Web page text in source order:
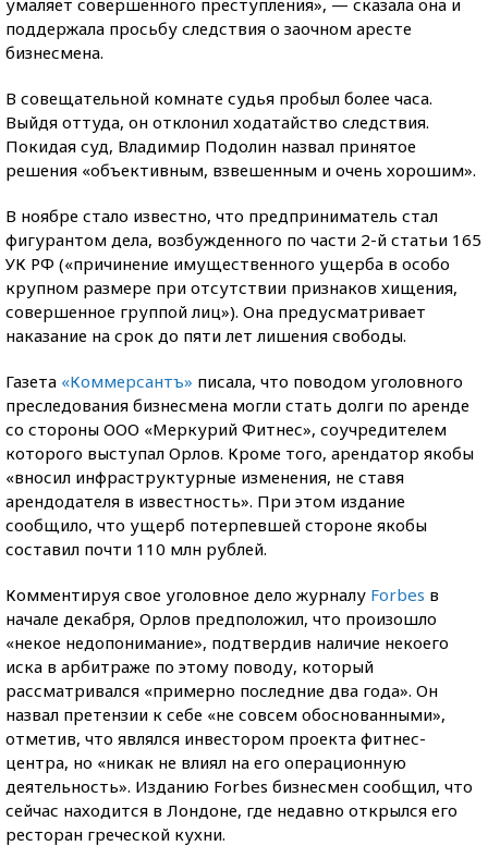
поддержала просьбу следствия о заочном аресте
бизнесмена.
В совещательной комнате судья пробыл более часа.
Выйдя оттуда, он отклонил ходатайство следствия.
Покидая суд, Владимир Подолин назвал принятое
решения «объективным, взвешенным и очень хорошим».
В ноябре стало известно, что предприниматель стал
фигурантом дела, возбужденного по части 2-й статьи 165
УК РФ («причинение имущественного ущерба в особо
крупном размере при отсутствии признаков хищения,
совершенное группой лиц»). Она предусматривает
наказание на срок до пяти лет лишения свободы.
Газета «Коммерсантъ» писала, что поводом уголовного
преследования бизнесмена могли стать долги по аренде
со стороны ООО «Меркурий Фитнес», соучредителем
которого выступал Орлов. Кроме того, арендатор якобы
«вносил инфраструктурные изменения, не ставя
арендодателя в известность». При этом издание
сообщило, что ущерб потерпевшей стороне якобы
составил почти 110 млн рублей.
Комментируя свое уголовное дело журналу Forbes в
начале декабря, Орлов предположил, что произошло
«некое недопонимание», подтвердив наличие некоего
иска в арбитраже по этому поводу, который
рассматривался «примерно последние два года». Он
назвал претензии к себе «не совсем обоснованными»,
отметив, что являлся инвестором проекта фитнес-
центра, но «никак не влиял на его операционную
деятельность». Изданию Forbes бизнесмен сообщил, что
сейчас находится в Лондоне, где недавно открылся его
ресторан греческой кухни.